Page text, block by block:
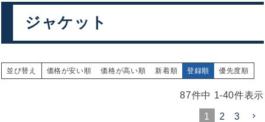
おすすめカテゴリ
ジャケット
並び替え 価格が安い順 価格が高い順 新着順 登録順 優先度順
87件中 1-40件表示
1 2 3